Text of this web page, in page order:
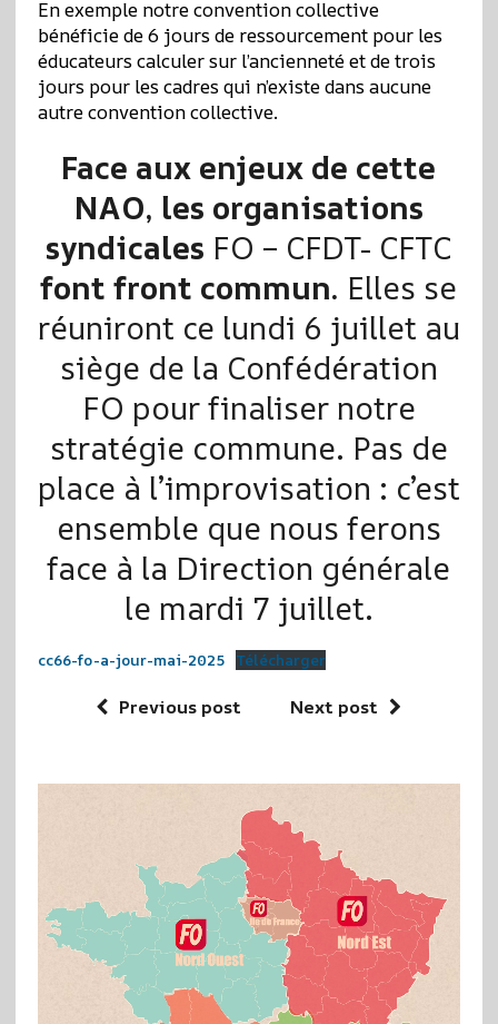
En exemple notre convention collective
bénéficie de 6 jours de ressourcement pour les
éducateurs calculer sur l’ancienneté et de trois
jours pour les cadres qui n’existe dans aucune
autre convention collective.
Face aux enjeux de cette
NAO, les organisations
syndicales FO – CFDT- CFTC
font front commun. Elles se
réuniront ce lundi 6 juillet au
siège de la Confédération
FO pour finaliser notre
stratégie commune. Pas de
place à l’improvisation : c’est
ensemble que nous ferons
face à la Direction générale
le mardi 7 juillet.
cc66-fo-a-jour-mai-2025 Télécharger
Previous post Next post